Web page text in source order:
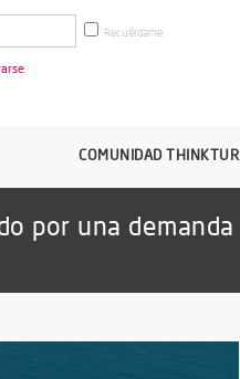
Recuérdame
COMUNIDAD THINKTUR
por una demanda